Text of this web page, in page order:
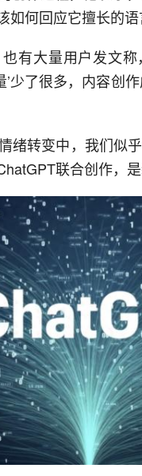
如何回应它擅长的
有大量用户发文称
少了很多，内容创
绪转变中，我们似
联合创作，